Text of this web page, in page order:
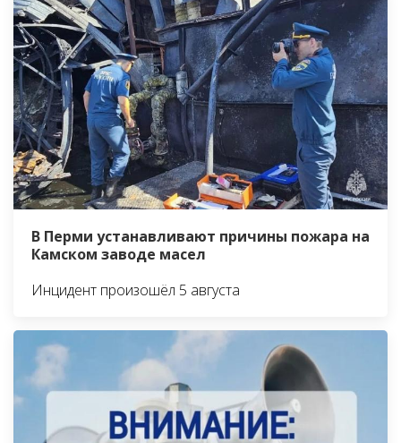
В Перми устанавливают причины пожара на
Камском заводе масел
Инцидент произошёл 5 августа